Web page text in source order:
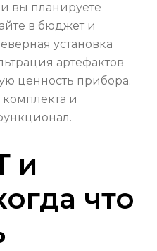
вы планируете
в бюджет и
установка
артефактов
ценность прибора.
и
и
что